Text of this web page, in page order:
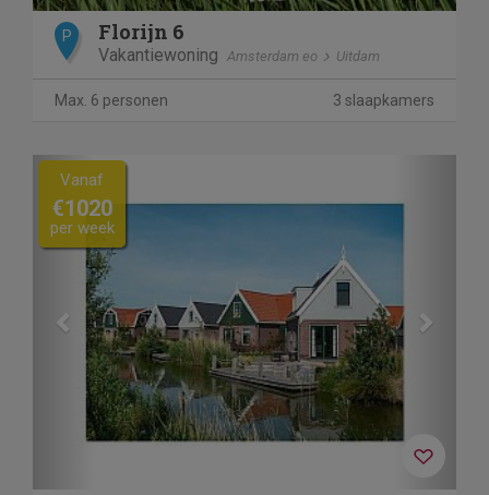
P Florijn 6
Vakantiewoning Amsterdam eo Uitdam
Max. 6 personen 3 slaapkamers
Previous
Vanaf
€1020
per week